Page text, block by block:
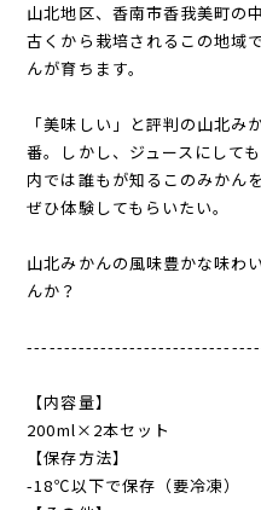
山北地区、香南市香我美町の
古くから栽培されるこの地域
んが育ちます。
「美味しい」と評判の山北み
番。しかし、ジュースにして
内では誰もが知るこのみかん
ぜひ体験してもらいたい。
山北みかんの風味豊かな味わ
んか？
【内容量】
200ml×2本セット
【保存方法】
-18℃以下で保存（要冷凍）